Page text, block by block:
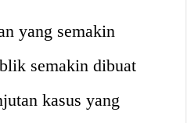
yang semakin
semakin dibuat
kasus yang